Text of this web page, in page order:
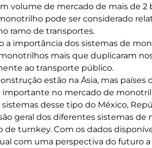
volume de mercado de mais de 2
pode ser considerado
ramo de transportes.
a importância dos sistemas de
mais que duplicaram
ao transporte público.
estão na Ásia, mas países
no mercado de
desse tipo do México,
geral dos diferentes sistemas de
turnkey. Com os dados
com uma perspectiva do futuro